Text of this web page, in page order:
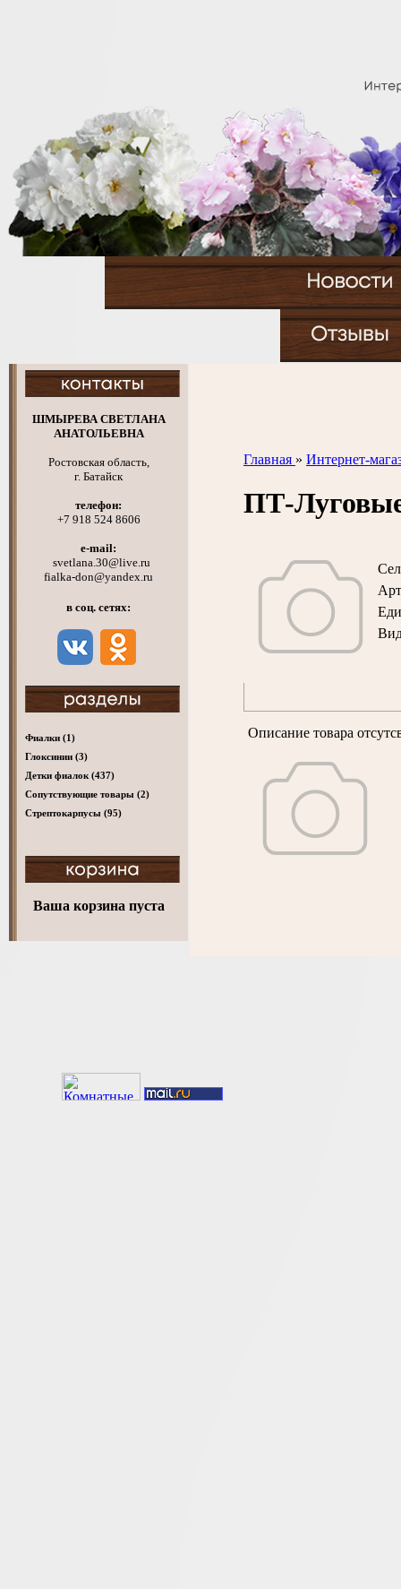
ШМЫРЕВА СВЕТЛАНА
АНАТОЛЬЕВНА
Ростовская область,
г. Батайск
телефон:
+7 918 524 8606
e-mail:
svetlana.30@live.ru
fialka-don@yandex.ru
в соц. сетях:
Фиалки (1)
Глоксинии (3)
Детки фиалок (437)
Cопутствующие товары (2)
Стрептокарпусы (95)
Ваша корзина пуста
Главная » Интернет-
ПТ-
Описание товара